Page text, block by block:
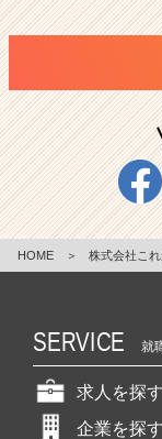
HOME ＞ 株式会社こ
SERVICE 就
求人を探す
企業を探す